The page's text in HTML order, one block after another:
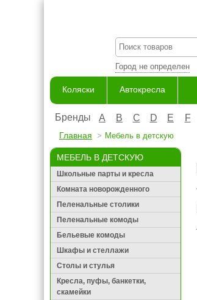
Город не определен
Коляски Автокресла
Бренды A B C D E F
Главная Мебель в детскую
МЕБЕЛЬ В ДЕТСКУЮ
Школьные парты и кресла
Комната новорожденного
Пеленальные столики
Пеленальные комоды
Бельевые комоды
Шкафы и стеллажи
Столы и стулья
Кресла, пуфы, банкетки,
скамейки